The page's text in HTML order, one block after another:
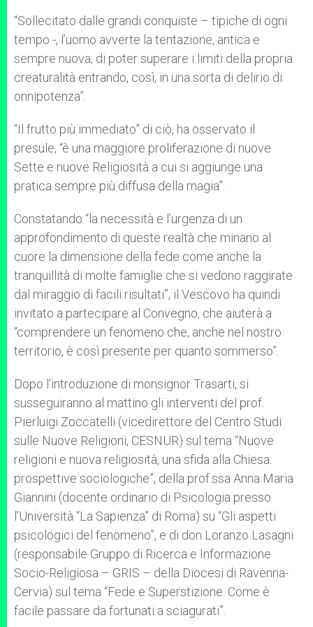
“Sollecitato dalle grandi conquiste – tipiche di ogni
tempo -, l’uomo avverte la tentazione, antica e
sempre nuova, di poter superare i limiti della propria
creaturalità entrando, così, in una sorta di delirio di
onnipotenza”.
“Il frutto più immediato” di ciò, ha osservato il
presule, “è una maggiore proliferazione di nuove
Sette e nuove Religiosità a cui si aggiunge una
pratica sempre più diffusa della magia”.
Constatando “la necessità e l’urgenza di un
approfondimento di queste realtà che minano al
cuore la dimensione della fede come anche la
tranquillità di molte famiglie che si vedono raggirate
dal miraggio di facili risultati”, il Vescovo ha quindi
invitato a partecipare al Convegno, che aiuterà a
“comprendere un fenomeno che, anche nel nostro
territorio, è così presente per quanto sommerso”.
Dopo l’introduzione di monsignor Trasarti, si
susseguiranno al mattino gli interventi del prof.
Pierluigi Zoccatelli (vicedirettore del Centro Studi
sulle Nuove Religioni, CESNUR) sul tema “Nuove
religioni e nuova religiosità, una sfida alla Chiesa:
prospettive sociologiche”, della prof.ssa Anna Maria
Giannini (docente ordinario di Psicologia presso
l’Università “La Sapienza” di Roma) su “Gli aspetti
psicologici del fenomeno”, e di don Loranzo Lasagni
(responsabile Gruppo di Ricerca e Informazione
Socio-Religiosa – GRIS – della Diocesi di Ravenna-
Cervia) sul tema “Fede e Superstizione. Come è
facile passare da fortunati a sciagurati”.